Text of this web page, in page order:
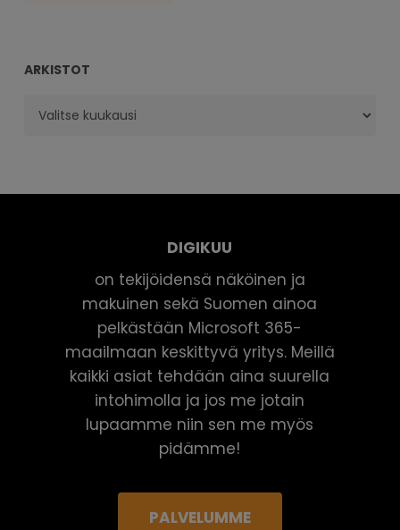
ARKISTOT
Arkistot
DIGIKUU
on tekijöidensä näköinen ja
makuinen sekä Suomen ainoa
pelkästään Microsoft 365-
maailmaan keskittyvä yritys. Meillä
kaikki asiat tehdään aina suurella
intohimolla ja jos me jotain
lupaamme niin sen me myös
pidämme!
PALVELUMME